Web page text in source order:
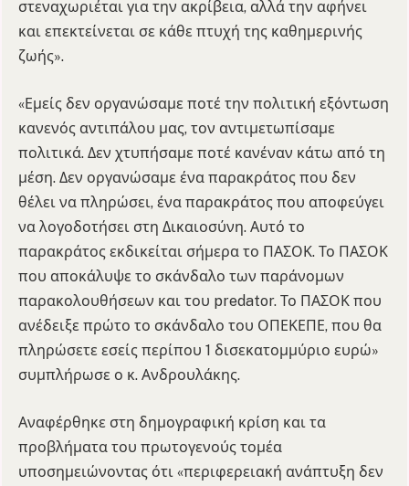
στεναχωριέται για την ακρίβεια, αλλά την αφήνει
και επεκτείνεται σε κάθε πτυχή της καθημερινής
ζωής».
«Εμείς δεν οργανώσαμε ποτέ την πολιτική εξόντωση
κανενός αντιπάλου μας, τον αντιμετωπίσαμε
πολιτικά. Δεν χτυπήσαμε ποτέ κανέναν κάτω από τη
μέση. Δεν οργανώσαμε ένα παρακράτος που δεν
θέλει να πληρώσει, ένα παρακράτος που αποφεύγει
να λογοδοτήσει στη Δικαιοσύνη. Αυτό το
παρακράτος εκδικείται σήμερα το ΠΑΣΟΚ. Το ΠΑΣΟΚ
που αποκάλυψε το σκάνδαλο των παράνομων
παρακολουθήσεων και του predator. Το ΠΑΣΟΚ που
ανέδειξε πρώτο το σκάνδαλο του ΟΠΕΚΕΠΕ, που θα
πληρώσετε εσείς περίπου 1 δισεκατομμύριο ευρώ»
συμπλήρωσε ο κ. Ανδρουλάκης.
Αναφέρθηκε στη δημογραφική κρίση και τα
προβλήματα του πρωτογενούς τομέα
υποσημειώνοντας ότι «περιφερειακή ανάπτυξη δεν